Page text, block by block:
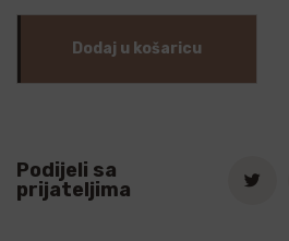
Dodaj u košaricu
Podijeli sa
prijateljima